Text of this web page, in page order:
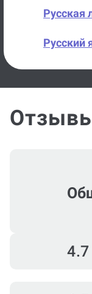
Русская
Русский
Право
4.7